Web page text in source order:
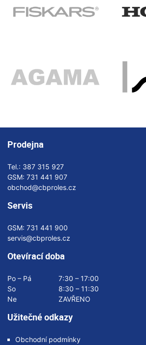
Prodejna
Tel.: 387 315 927
GSM: 731 441 907
obchod@cbproles.cz
Servis
GSM: 731 441 900
servis@cbproles.cz
Otevírací doba
Po – Pá
7:30 – 17:00
So
8:30 – 11:30
Ne
ZAVŘENO
Užitečné odkazy
Obchodní podmínky